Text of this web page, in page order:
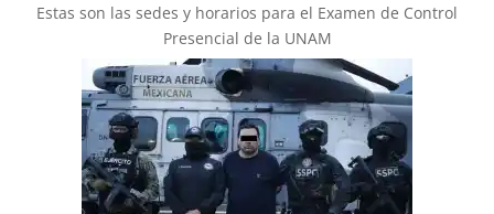
Estas son las sedes y horarios para el Examen de Control
Presencial de la UNAM